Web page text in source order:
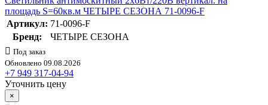
площадь S=60кв.м ЧЕТЫРЕ СЕЗОНА 71-0096-F
Артикул: 71-0096-F
Бренд:
ЧЕТЫРЕ СЕЗОНА
Под заказ
Обновлено 09.08.2026
+7 949 317-04-94
Уточнить цену
×